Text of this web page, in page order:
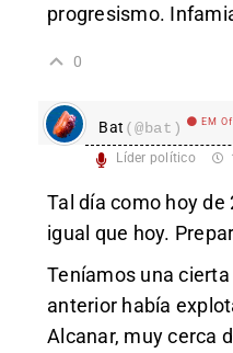
progresismo.
0
Bat (@bat) EM
Líder político
Tal día como hoy
igual que hoy.
Teníamos una
anterior había
Alcanar, muy cerca